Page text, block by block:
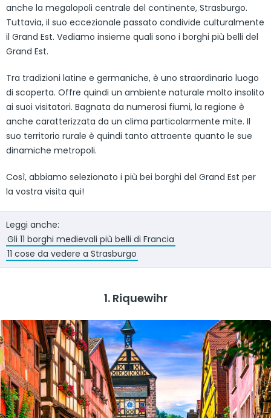
anche la megalopoli centrale del continente, Strasburgo.
Tuttavia, il suo eccezionale passato condivide culturalmente
il Grand Est. Vediamo insieme quali sono i borghi più belli del
Grand Est.
Tra tradizioni latine e germaniche, è uno straordinario luogo
di scoperta. Offre quindi un ambiente naturale molto insolito
ai suoi visitatori. Bagnata da numerosi fiumi, la regione è
anche caratterizzata da un clima particolarmente mite. Il
suo territorio rurale è quindi tanto attraente quanto le sue
dinamiche metropoli.
Così, abbiamo selezionato i più bei borghi del Grand Est per
la vostra visita qui!
Leggi anche:
Gli 11 borghi medievali più belli di Francia
11 cose da vedere a Strasburgo
1. Riquewihr